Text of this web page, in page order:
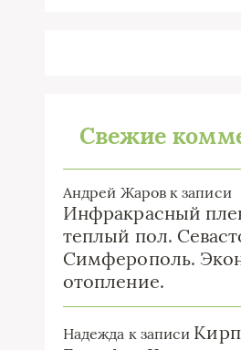
Свежие
Андрей Жаровк записи
Инфракрасный
теплый пол.
Симферополь.
отопление.
Надежда к записи